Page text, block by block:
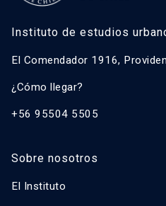
Instituto de estudios
El Comendador 1916,
¿Cómo llegar?
+56 95504 5505
Sobre nosotros
El Instituto